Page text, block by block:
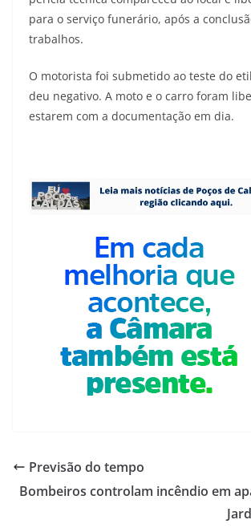
para o serviço funerário, após a
trabalhos.
O motorista foi submetido ao teste do
deu negativo. A moto e o carro foram
estarem com a documentação em dia.
Previsão do tempo
Bombeiros controlam incêndio em